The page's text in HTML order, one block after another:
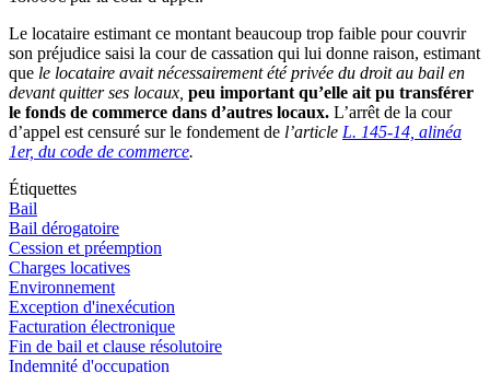
Le locataire estimant ce montant beaucoup trop faible pour couvrir
son préjudice saisi la cour de cassation qui lui donne raison, estimant
que le locataire avait nécessairement été privée du droit au bail en
devant quitter ses locaux, peu important qu’elle ait pu transférer
le fonds de commerce dans d’autres locaux. L’arrêt de la cour
d’appel est censuré sur le fondement de l’article L. 145-14, alinéa
1er, du code de commerce.
Étiquettes
Bail
Bail dérogatoire
Cession et préemption
Charges locatives
Environnement
Exception d'inexécution
Facturation électronique
Fin de bail et clause résolutoire
Indemnité d'occupation